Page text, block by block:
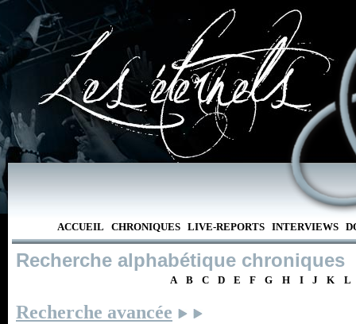
ACCUEIL CHRONIQUES LIVE-REPORTS INTERVIEWS
Recherche alphabétique chroniques
A B C D E F G H I J K L
Recherche avancée